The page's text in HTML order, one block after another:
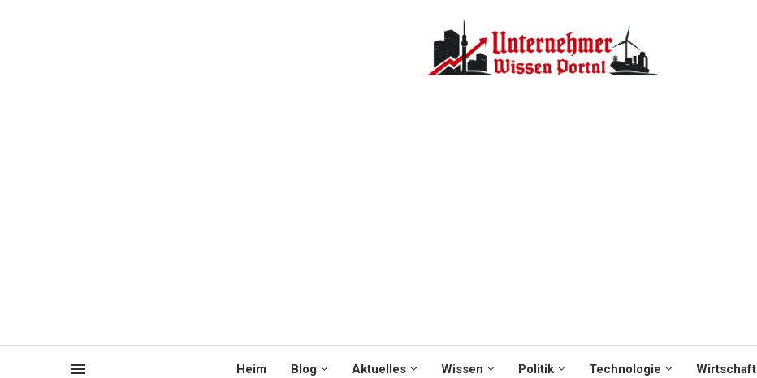
Heim Blog Aktuelles Wissen Politik Technologie Wirtschaft